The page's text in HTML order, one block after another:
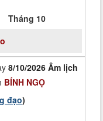
Tháng 10
8/10/2026 Âm lịch
BÍNH NGỌ
đạo)